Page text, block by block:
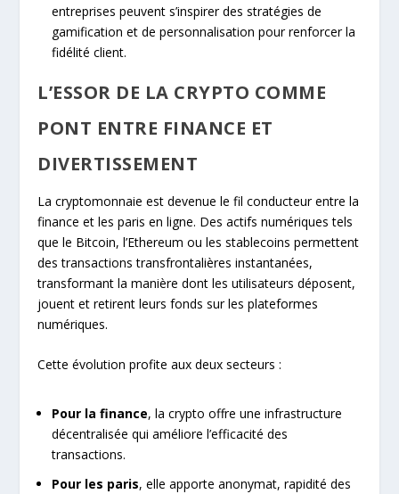
entreprises peuvent s’inspirer des stratégies de
gamification et de personnalisation pour renforcer la
fidélité client.
L’ESSOR DE LA CRYPTO COMME
PONT ENTRE FINANCE ET
DIVERTISSEMENT
La cryptomonnaie est devenue le fil conducteur entre la
finance et les paris en ligne. Des actifs numériques tels
que le Bitcoin, l’Ethereum ou les stablecoins permettent
des transactions transfrontalières instantanées,
transformant la manière dont les utilisateurs déposent,
jouent et retirent leurs fonds sur les plateformes
numériques.
Cette évolution profite aux deux secteurs :
Pour la finance, la crypto offre une infrastructure
décentralisée qui améliore l’efficacité des
transactions.
Pour les paris, elle apporte anonymat, rapidité des